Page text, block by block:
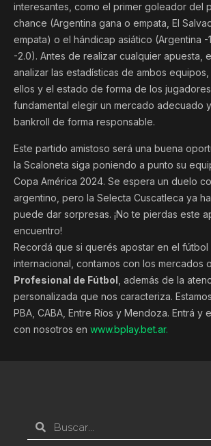
interesantes, como el primer goleador del
chance (Argentina gana o empata, El
empata) o el hándicap asiático (Argentina -
-2.0). Antes de realizar cualquier apuesta,
analizar las estadísticas de ambos
ellos y el estado de forma de los
fundamental elegir un mercado adecuado
bankroll de forma responsable.
Este partido amistoso será una buena
la Scaloneta siga poniendo a punto su
Copa América 2024. Se espera un duelo
argentino, pero la Selecta Cuscatleca ya
puede dar sorpresas. ¡No te pierdas este
encuentro!
Recordá que si querés apostar en el fútbol
internacional, contamos con los mercados
Profesional de Fútbol , además de la
personalizada que nos caracteriza.
PBA, CABA, Entre Ríos y Mendoza. Entrá y
con nosotros en www.bplay.bet.ar.